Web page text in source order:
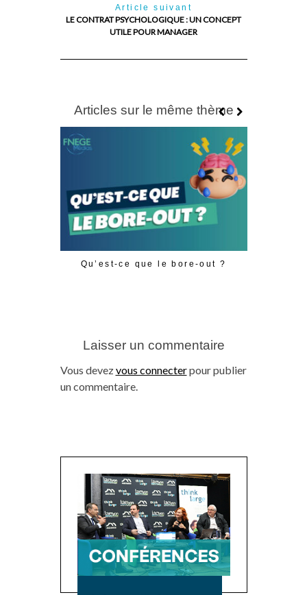
Article suivant
LE CONTRAT PSYCHOLOGIQUE : UN CONCEPT
UTILE POUR MANAGER
Articles sur le même thème
Qu’est-ce que le bore-out ?
Laisser un commentaire
Vous devezvous connecterpour publier
un commentaire.